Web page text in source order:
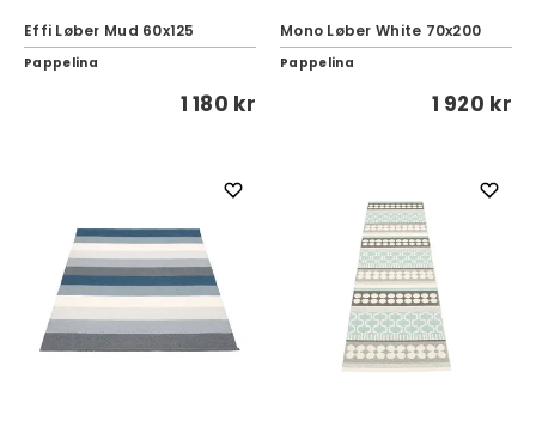
Effi Løber Mud 60x125
Pappelina
1 180 kr
Mono Løber White 70x200
Pappelina
1 920 kr